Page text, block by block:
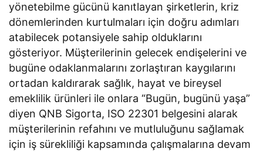
yönetebilme gücünü kanıtlayan şirketlerin, kriz
dönemlerinden kurtulmaları için doğru adımları
atabilecek potansiyele sahip olduklarını
gösteriyor. Müşterilerinin gelecek endişelerini ve
bugüne odaklanmalarını zorlaştıran kaygılarını
ortadan kaldırarak sağlık, hayat ve bireysel
emeklilik ürünleri ile onlara “Bugün, bugünü yaşa”
diyen QNB Sigorta, ISO 22301 belgesini alarak
müşterilerinin refahını ve mutluluğunu sağlamak
için iş sürekliliği kapsamında çalışmalarına devam